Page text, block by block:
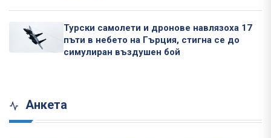
Турски самолети и дронове навлязоха 17
пъти в небето на Гърция, стигна се до
симулиран въздушен бой
Анкета